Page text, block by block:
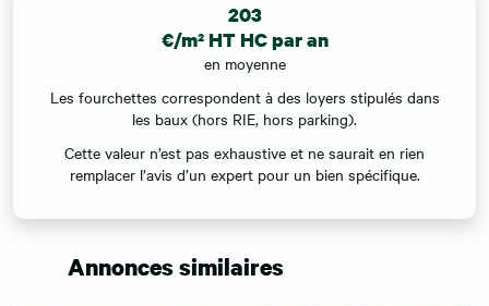
203
€/m² HT HC par an
en moyenne
Les fourchettes correspondent à des loyers stipulés dans
les baux (hors RIE, hors parking).
Cette valeur n’est pas exhaustive et ne saurait en rien
remplacer l’avis d’un expert pour un bien spécifique.
Annonces similaires